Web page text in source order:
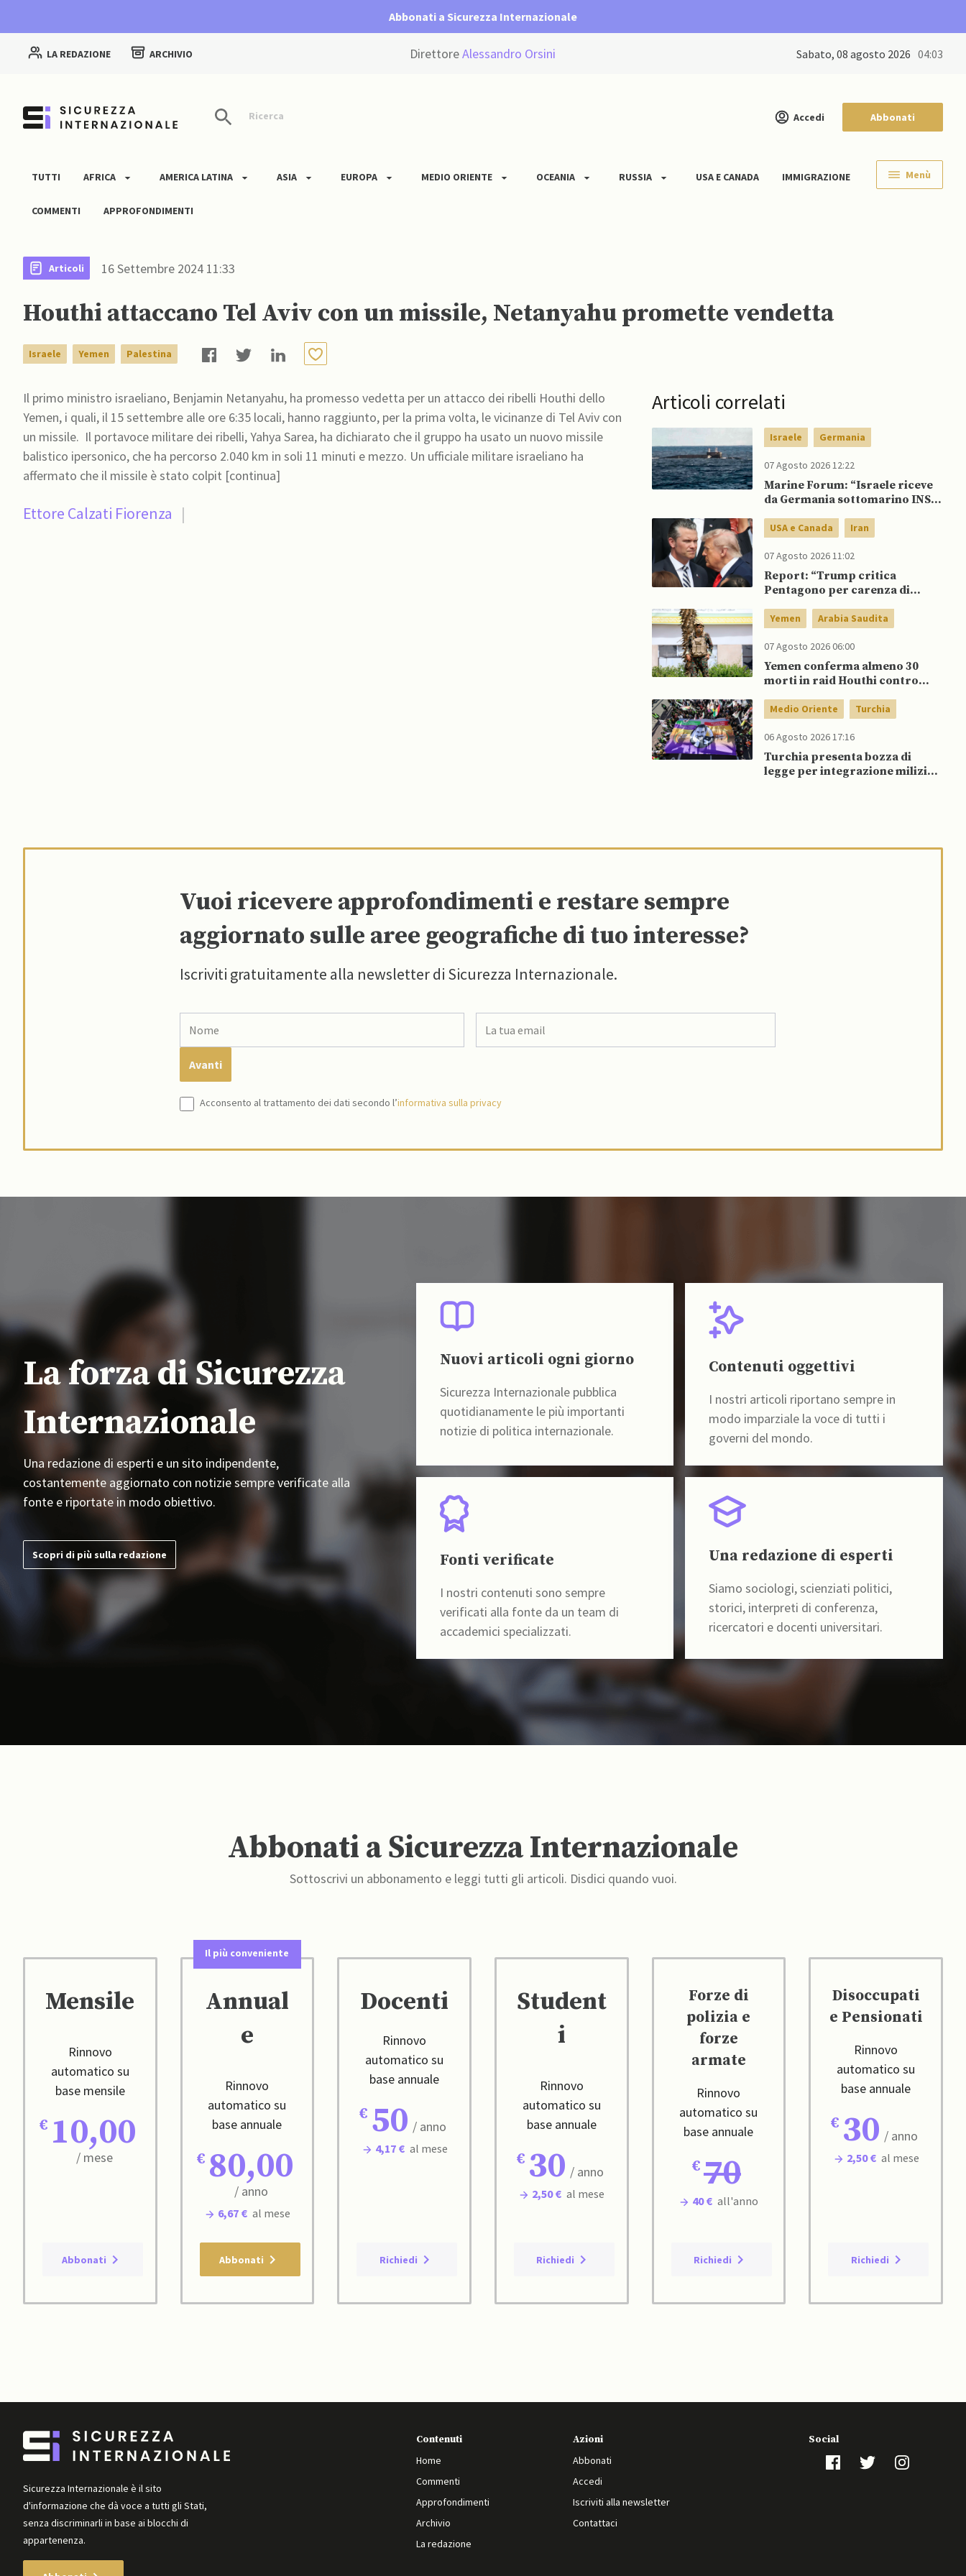
Abbonati a Sicurezza Internazionale
LA REDAZIONE ARCHIVIO DirettoreAlessandro Orsini sabato, 08 agosto 2026 04:03
Ricerca Accedi Abbonati
TUTTI AFRICA AMERICA LATINA ASIA EUROPA MEDIO ORIENTE OCEANIA RUSSIA USA E CANADA IMMIGRAZIONE
COMMENTI APPROFONDIMENTI
Menù
Articoli 16 Settembre 2024 11:33
Houthi attaccano Tel Aviv con un missile, Netanyahu promette vendetta
Israele Yemen Palestina
Il primo ministro israeliano, Benjamin Netanyahu, ha promesso vedetta per un attacco dei ribelli Houthi dello
Yemen, i quali, il 15 settembre alle ore 6:35 locali, hanno raggiunto, per la prima volta, le vicinanze di Tel Aviv con
un missile. Il portavoce militare dei ribelli, Yahya Sarea, ha dichiarato che il gruppo ha usato un nuovo missile
balistico ipersonico, che ha percorso 2.040 km in soli 11 minuti e mezzo. Un ufficiale militare israeliano ha
affermato che il missile è stato colpit [continua]
Ettore Calzati Fiorenza |
Articoli correlati
Israele Germania
07 Agosto 2026 12:22
Marine Forum: “Israele riceve
da Germania sottomarino INS
USA e Canada Iran
07 Agosto 2026 11:02
Report: “Trump critica
Pentagono per carenza di
Yemen Arabia Saudita
07 Agosto 2026 06:00
Yemen conferma almeno 30
morti in raid Houthi contro
Medio Oriente Turchia
06 Agosto 2026 17:16
Turchia presenta bozza di
legge per integrazione milizie
Vuoi ricevere approfondimenti e restare sempre
aggiornato sulle aree geografiche di tuo interesse?
Iscriviti gratuitamente alla newsletter di Sicurezza Internazionale.
Acconsento al trattamento dei dati secondo l’informativa sulla privacy
La forza di Sicurezza
Internazionale
Una redazione di esperti e un sito indipendente,
costantemente aggiornato con notizie sempre verificate alla
fonte e riportate in modo obiettivo.
Scopri di più sulla redazione
Nuovi articoli ogni giorno
Sicurezza Internazionale pubblica
quotidianamente le più importanti
notizie di politica internazionale.
Contenuti oggettivi
I nostri articoli riportano sempre in
modo imparziale la voce di tutti i
governi del mondo.
Fonti verificate
I nostri contenuti sono sempre
verificati alla fonte da un team di
accademici specializzati.
Una redazione di esperti
Siamo sociologi, scienziati politici,
storici, interpreti di conferenza,
ricercatori e docenti universitari.
Abbonati a Sicurezza Internazionale
Sottoscrivi un abbonamento e leggi tutti gli articoli. Disdici quando vuoi.
Mensile
Rinnovo
automatico su
base mensile
10,00
/ mese
Abbonati
Il più conveniente
Annual
e
Rinnovo
automatico su
base annuale
80,00
/ anno
6,67 € al mese
Abbonati
Docenti
Rinnovo
automatico su
base annuale
50 / anno
4,17 € al mese
Richiedi
Student
i
Rinnovo
automatico su
base annuale
30 / anno
2,50 € al mese
Richiedi
Forze di
polizia e
forze
armate
Rinnovo
automatico su
base annuale
70
40 € all'anno
Richiedi
Disoccupati
e Pensionati
Rinnovo
automatico su
base annuale
30 / anno
2,50 € al mese
Richiedi
Sicurezza Internazionale è il sito
d'informazione che dà voce a tutti gli Stati,
senza discriminarli in base ai blocchi di
appartenenza.
Contenuti
Home
Commenti
Approfondimenti
Archivio
La redazione
Azioni
Abbonati
Accedi
Iscriviti alla newsletter
Contattaci
Social